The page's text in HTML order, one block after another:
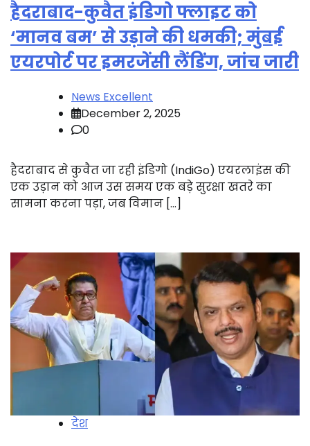
हैदराबाद-कुवैत इंडिगो फ्लाइट को
‘मानव बम’ से उड़ाने की धमकी; मुंबई
एयरपोर्ट पर इमरजेंसी लैंडिंग, जांच जारी
News Excellent
December 2, 2025
0
हैदराबाद से कुवैत जा रही इंडिगो (IndiGo) एयरलाइंस की
एक उड़ान को आज उस समय एक बड़े सुरक्षा खतरे का
सामना करना पड़ा, जब विमान […]
देश